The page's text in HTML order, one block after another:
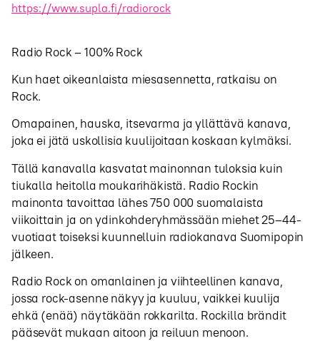
https://www.supla.fi/radiorock
Radio Rock – 100% Rock
Kun haet oikeanlaista miesasennetta, ratkaisu on
Rock.
Omapainen, hauska, itsevarma ja yllättävä kanava,
joka ei jätä uskollisia kuulijoitaan koskaan kylmäksi.
Tällä kanavalla kasvatat mainonnan tuloksia kuin
tiukalla heitolla moukarihäkistä. Radio Rockin
mainonta tavoittaa lähes 750 000 suomalaista
viikoittain ja on ydinkohderyhmässään miehet 25–44-
vuotiaat toiseksi kuunnelluin radiokanava Suomipopin
jälkeen.
Radio Rock on omanlainen ja viihteellinen kanava,
jossa rock-asenne näkyy ja kuuluu, vaikkei kuulija
ehkä (enää) näytäkään rokkarilta. Rockilla brändit
pääsevät mukaan aitoon ja reiluun menoon.